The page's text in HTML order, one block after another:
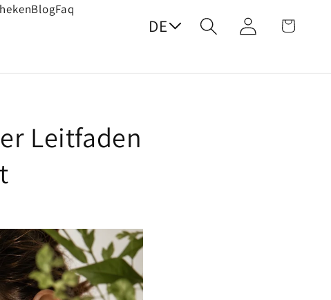
BlogFaq
DE EinloggenWarenkorb
Leitfaden